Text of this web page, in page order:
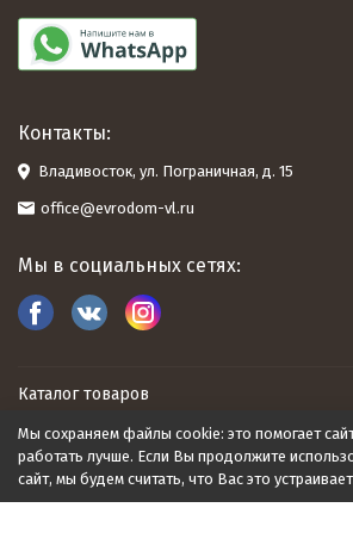
Контакты:
Владивосток, ул. Пограничная, д. 15
office@evrodom-vl.ru
Мы в социальных сетях:
Каталог товаров
Евродом
Мы сохраняем файлы cookie: это помогает
работать лучше. Если Вы продолжите
сайт, мы будем считать, что Вас это